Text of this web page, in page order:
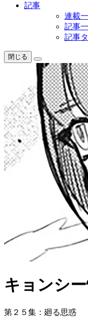
記事
連載
記事
記事
閉じる
キョンシ
第２５集：廻る思惑